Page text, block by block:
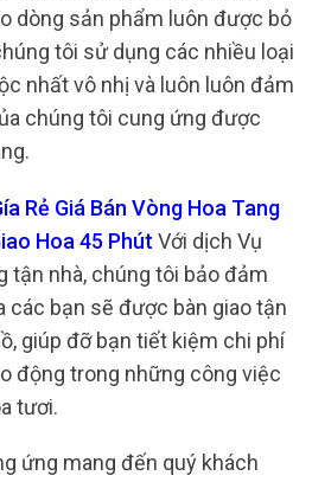
dòng sản phẩm luôn được bỏ
tôi sử dụng các nhiều loại
nhất vô nhị và luôn luôn đảm
chúng tôi cung ứng được
Rẻ Giá Bán Vòng Hoa Tang
Hoa 45 Phút Với dịch Vụ
tận nhà, chúng tôi bảo đảm
các bạn sẽ được bàn giao tận
giúp đỡ bạn tiết kiệm chi phí
động trong những công việc
tươi.
ứng mang đến quý khách